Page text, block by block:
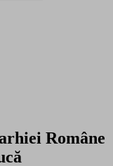
Române